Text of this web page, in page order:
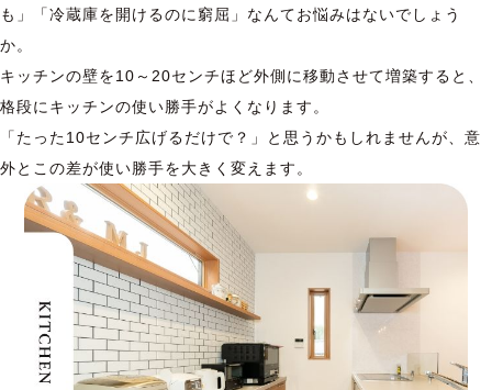
も」「冷蔵庫を開けるのに窮屈」なんてお悩みはないでしょう
か。
キッチンの壁を10～20センチほど外側に移動させて増築すると、
格段にキッチンの使い勝手がよくなります。
「たった10センチ広げるだけで？」と思うかもしれませんが、意
外とこの差が使い勝手を大きく変えます。